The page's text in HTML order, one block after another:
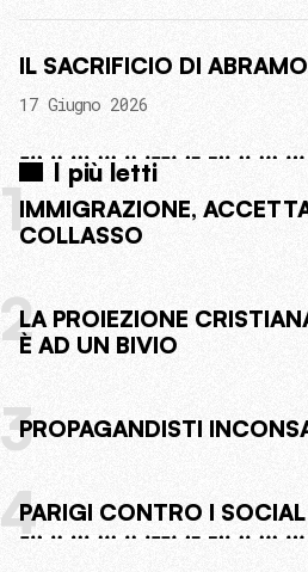
IL SACRIFICIO DI ABRAMO
17 Giugno 2026
I più letti
1IMMIGRAZIONE,
COLLASSO
2LA PROIEZIONE
È AD UN BIVIO
3PROPAGANDISTI
4PARIGI CONTRO I SOCIAL